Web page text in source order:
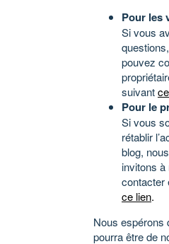
Pour les
Si vous
pouvez
suivant
Pour le
Si vous
rétablir
blog,
invitons à
contacter
ce lien.
Nous espérons
pourra être de